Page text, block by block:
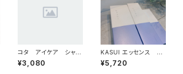
コタ アイケア シャン
プー5番 300ml
¥3,080
KASUI エッセンス 80
ml （新解明特殊成分）
¥5,720